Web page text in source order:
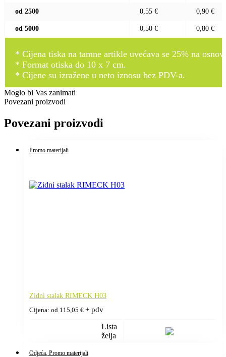
od 2500 0,55 € 0,90 €
od 5000 0,50 € 0,80 €
* Cijena tiska na tamne artikle uvećava se 25% na
* Format otiska do 10 x 7 cm.
* Cijene su izražene u neto iznosu bez PDV-a.
Moglo bi Vas zanimati
Povezani proizvodi
Povezani proizvodi
Promo materijali
Zidni stalak RIMECK H03
Cijena: od 115,05 € + pdv
Lista
želja
Odjeća, Promo materijali